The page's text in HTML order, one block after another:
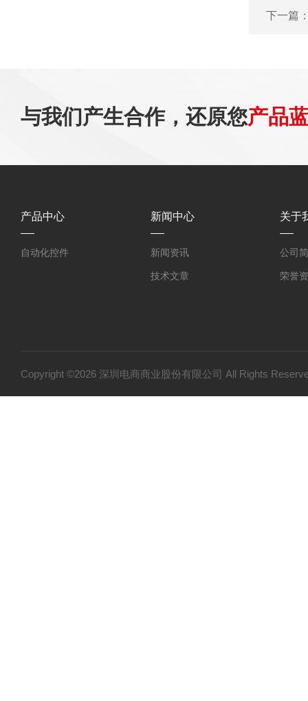
下一篇
与我们产生合作，还原您产品
产品中心
自动化控件
新闻中心
新闻资讯
技术文章
关于
公司
荣誉
Copyright ©2026 深圳电商商业股份有限公司 All Rights